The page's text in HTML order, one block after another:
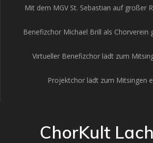
Mit dem MGV St. Sebastian auf großer
Benefizchor Michael Brill als Chorverein
Virtueller Benefizchor lädt zum
Projektchor lädt zum Mitsingen
ChorKult